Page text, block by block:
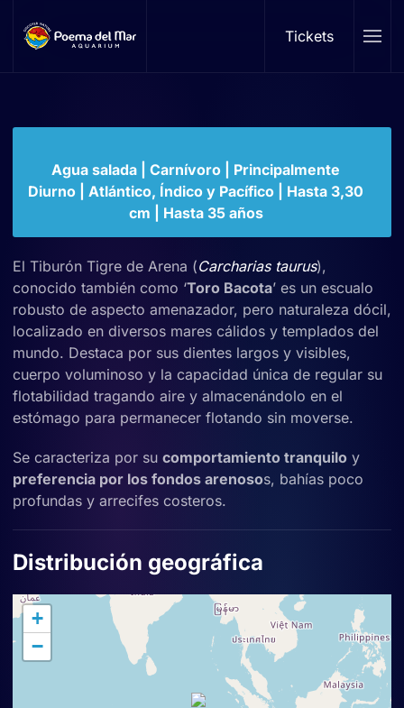
Skip to main content Tickets
Tiburón Tigre Arena
Agua salada | Carnívoro | Principalmente
Diurno | Atlántico, Índico y Pacífico | Hasta 3,30
cm | Hasta 35 años
El Tiburón Tigre de Arena (Carcharias taurus),
conocido también como ‘Toro Bacota’ es un escualo
robusto de aspecto amenazador, pero naturaleza dócil,
localizado en diversos mares cálidos y templados del
mundo. Destaca por sus dientes largos y visibles,
cuerpo voluminoso y la capacidad única de regular su
flotabilidad tragando aire y almacenándolo en el
estómago para permanecer flotando sin moverse.
Se caracteriza por su comportamiento tranquilo y
preferencia por los fondos arenosos, bahías poco
profundas y arrecifes costeros.
Distribución geográfica
+
−